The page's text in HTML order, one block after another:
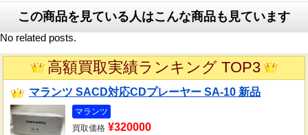
この商品を見ている人はこんな商品も見ています
No related posts.
高額買取実績ランキング TOP3
マランツ SACD対応CDプレーヤー SA-10 新品
マランツ
買取価格 ¥320000